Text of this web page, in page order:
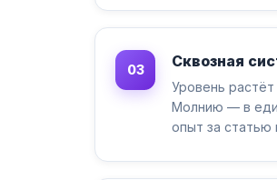
03 Сквозная
Уровень
Молнию — в
опыт за статью